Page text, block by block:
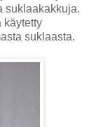
suklaakakkuja.
käytetty
suklaasta.